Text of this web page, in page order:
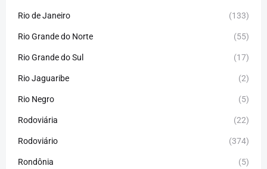
Rio de Janeiro (133)
Rio Grande do Norte (55)
Rio Grande do Sul (17)
Rio Jaguaribe (2)
Rio Negro (5)
Rodoviária (22)
Rodoviário (374)
Rondônia (5)